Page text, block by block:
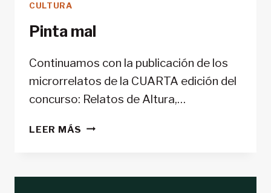
CULTURA
Pinta mal
Continuamos con la publicación de los
microrrelatos de la CUARTA edición del
concurso: Relatos de Altura,…
LEER MÁS PINTA